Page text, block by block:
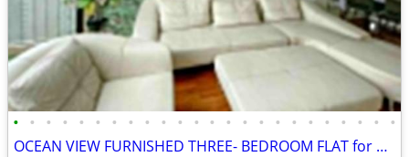
• • • • • • • • • • • • • • • • • • • • • • • •
OCEAN VIEW FURNISHED THREE- BEDROOM FLAT for RENT